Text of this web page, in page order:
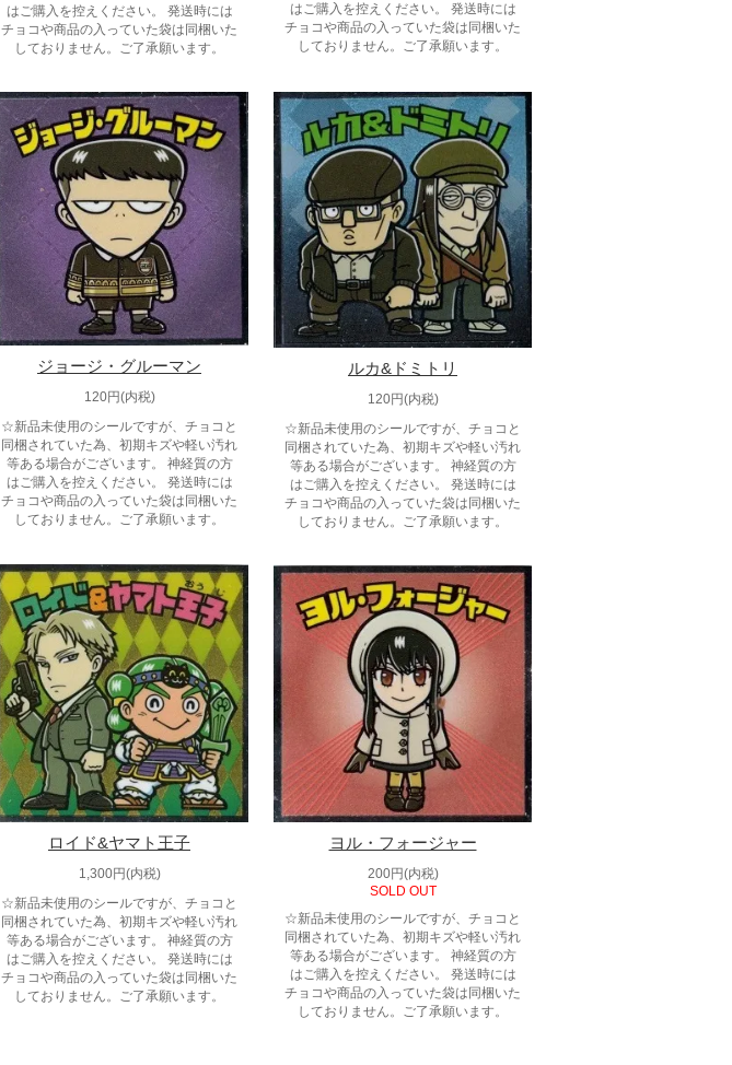
はご購入を控えください。 発送時には
チョコや商品の入っていた袋は同梱いた
しておりません。ご了承願います。
はご購入を控えください。 発送時には
チョコや商品の入っていた袋は同梱いた
しておりません。ご了承願います。
ジョージ・グルーマン
120円(内税)
☆新品未使用のシールですが、チョコと
同梱されていた為、初期キズや軽い汚れ
等ある場合がございます。 神経質の方
はご購入を控えください。 発送時には
チョコや商品の入っていた袋は同梱いた
しておりません。ご了承願います。
ルカ&ドミトリ
120円(内税)
☆新品未使用のシールですが、チョコと
同梱されていた為、初期キズや軽い汚れ
等ある場合がございます。 神経質の方
はご購入を控えください。 発送時には
チョコや商品の入っていた袋は同梱いた
しておりません。ご了承願います。
ロイド&ヤマト王子
1,300円(内税)
☆新品未使用のシールですが、チョコと
同梱されていた為、初期キズや軽い汚れ
等ある場合がございます。 神経質の方
はご購入を控えください。 発送時には
チョコや商品の入っていた袋は同梱いた
しておりません。ご了承願います。
ヨル・フォージャー
200円(内税)
SOLD OUT
☆新品未使用のシールですが、チョコと
同梱されていた為、初期キズや軽い汚れ
等ある場合がございます。 神経質の方
はご購入を控えください。 発送時には
チョコや商品の入っていた袋は同梱いた
しておりません。ご了承願います。